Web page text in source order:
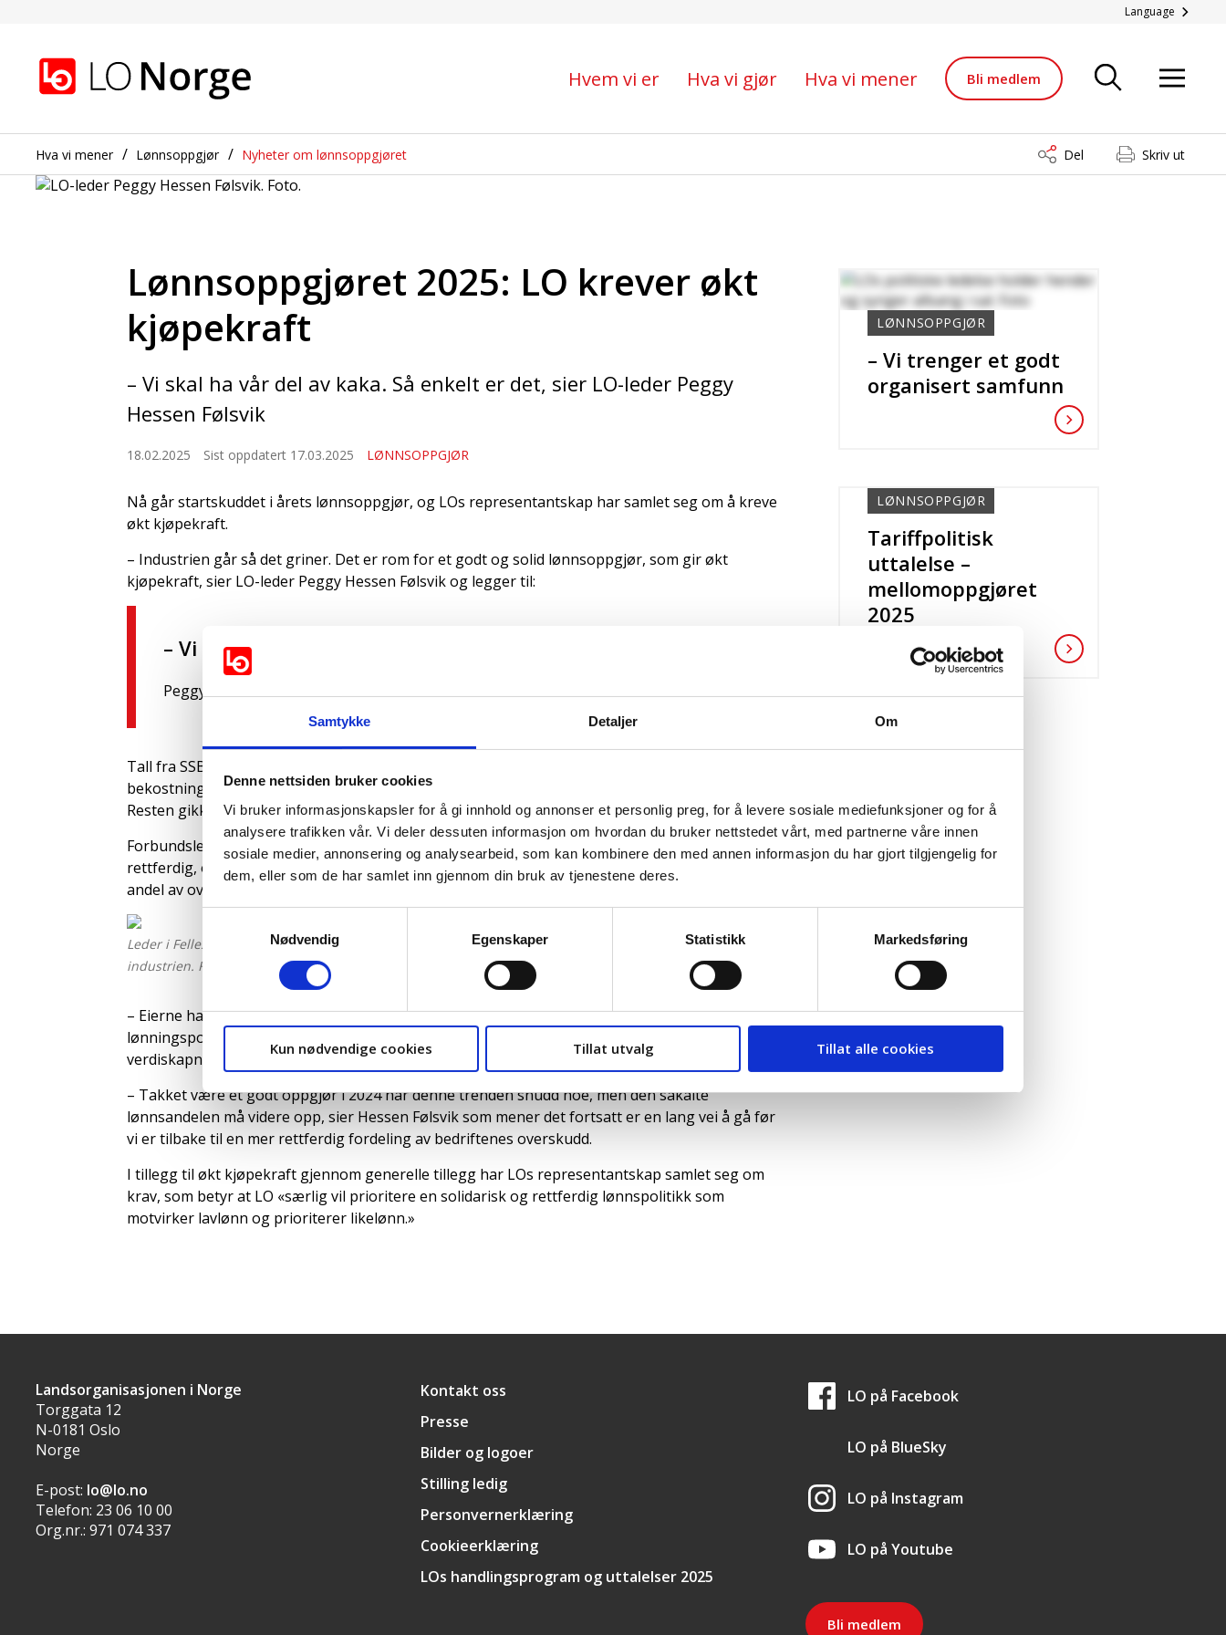
Samtykke Detaljer Om
Denne nettsiden bruker cookies
Vi bruker informasjonskapsler for å gi innhold og annonser et personlig preg, for å levere sosiale mediefunksjoner og for å
analysere trafikken vår. Vi deler dessuten informasjon om hvordan du bruker nettstedet vårt, med partnerne våre innen
sosiale medier, annonsering og analysearbeid, som kan kombinere den med annen informasjon du har gjort tilgjengelig for
dem, eller som de har samlet inn gjennom din bruk av tjenestene deres.
Nødvendig
Egenskaper Statistikk Markedsføring
Kun nødvendige cookies Tillat utvalg Tillat alle cookies
Language
Hvem vi er Hva vi gjør Hva vi mener Bli medlem
Hva vi mener Lønnsoppgjør Nyheter om lønnsoppgjøret Del Skriv ut
Lønnsoppgjøret 2025: LO krever økt
kjøpekraft
– Vi skal ha vår del av kaka. Så enkelt er det, sier LO-leder Peggy
Hessen Følsvik
18.02.2025 Sist oppdatert 17.03.2025 LØNNSOPPGJØR
Nå går startskuddet i årets lønnsoppgjør, og LOs representantskap har samlet seg om å kreve
økt kjøpekraft.
– Industrien går så det griner. Det er rom for et godt og solid lønnsoppgjør, som gir økt
kjøpekraft, sier LO-leder Peggy Hessen Følsvik og legger til:
– Vi skal ha vår del av kaka. Så enkelt er det.
Peggy Hessen Følsvik
Tall fra SSB viser at andelen av verdiskapningen som har gått til arbeidsgiverne, har økt på
bekostning av arbeidstakerne. Den såkalte lønnsandelen i industrien i fjor var 72 prosent.
Resten gikk til eierne. Det historiske snittet for lønnsandel siden 1970 har vært 81 prosent.
Forbundsleder Jørn Eggum i Fellesforbundet er opptatt av at overskuddene må fordeles mer
rettferdig, og understreker at det er i tråd med frontfagsmodellen at arbeidstakerne skal ha sin
andel av overskuddene i industrien.
Leder i Fellesforbundet, Jørn Eggum er klar på at arbeidstakerne skal ha sin andel av overskuddene i
industrien. Foto: John Trygve Tollefsen/Fellesforbundet
– Eierne har de siste årene stukket av med mer av verdiskapningen. Mindre har blitt igjen i
lønningsposen til de ansatte. Det blir viktig i årets lønnsoppgjør å sikre at alle tar del i
verdiskapningen, og at eierne ikke stikker av med gevinsten.
– Takket være et godt oppgjør i 2024 har denne trenden snudd noe, men den såkalte
lønnsandelen må videre opp, sier Hessen Følsvik som mener det fortsatt er en lang vei å gå før
vi er tilbake til en mer rettferdig fordeling av bedriftenes overskudd.
I tillegg til økt kjøpekraft gjennom generelle tillegg har LOs representantskap samlet seg om
krav, som betyr at LO «særlig vil prioritere en solidarisk og rettferdig lønnspolitikk som
motvirker lavlønn og prioriterer likelønn.»
– Vi trenger et godt
organisert samfunn
LØNNSOPPGJØR
Tariffpolitisk
uttalelse –
mellomoppgjøret
2025
LØNNSOPPGJØR
Landsorganisasjonen i Norge
Torggata 12
N-0181 Oslo
Norge
E-post: lo@lo.no
Telefon: 23 06 10 00
Org.nr.: 971 074 337
Snarveier
Kontakt oss
Presse
Bilder og logoer
Stilling ledig
Personvernerklæring
Cookieerklæring
LOs handlingsprogram og uttalelser 2025
LO i sosiale medier
LO på Facebook
LO på BlueSky
LO på Instagram
LO på Youtube
Bli medlem